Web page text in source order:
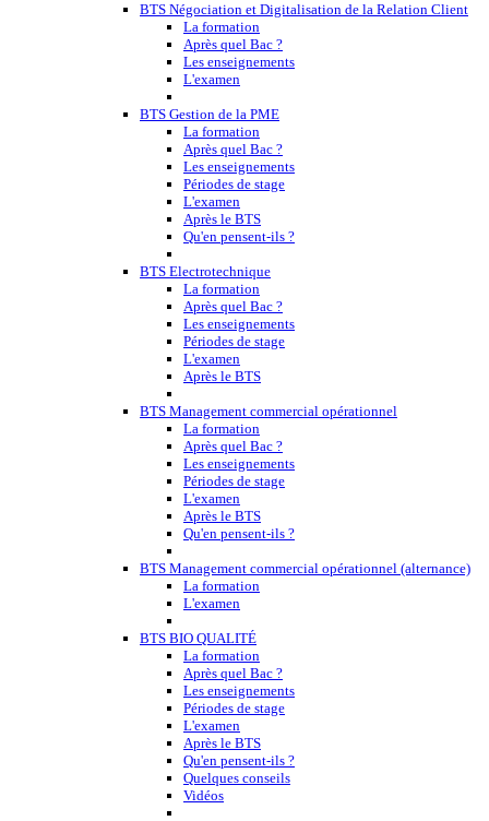
BTS Négociation et Digitalisation de la Relation Client
La formation
Après quel Bac ?
Les enseignements
L'examen
BTS Gestion de la PME
La formation
Après quel Bac ?
Les enseignements
Périodes de stage
L'examen
Après le BTS
Qu'en pensent-ils ?
BTS Electrotechnique
La formation
Après quel Bac ?
Les enseignements
Périodes de stage
L'examen
Après le BTS
BTS Management commercial opérationnel
La formation
Après quel Bac ?
Les enseignements
Périodes de stage
L'examen
Après le BTS
Qu'en pensent-ils ?
BTS Management commercial opérationnel (alternance)
La formation
L'examen
BTS BIO QUALITÉ
La formation
Après quel Bac ?
Les enseignements
Périodes de stage
L'examen
Après le BTS
Qu'en pensent-ils ?
Quelques conseils
Vidéos